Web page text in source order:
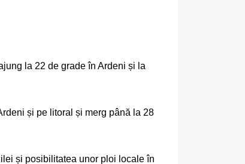
la 22 de grade în Ardeni și la
și pe litoral și merg până la 28
și posibilitatea unor ploi locale în